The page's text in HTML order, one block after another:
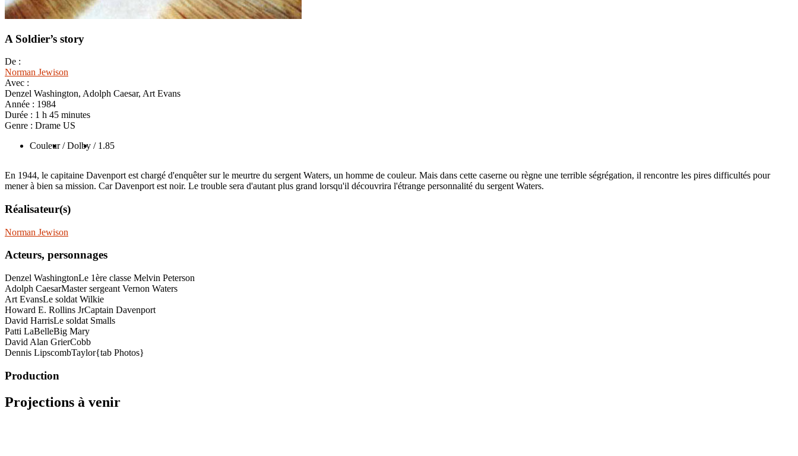
A Soldier’s story
De :
Norman Jewison
Avec :
Denzel Washington, Adolph Caesar, Art Evans
Année : 1984
Durée : 1 h 45 minutes
Genre : Drame US
Couleur / Dolby / 1.85
En 1944, le capitaine Davenport est chargé d'enquêter sur le meurtre du sergent Waters, un homme de couleur. Mais dans cette caserne ou règne une terrible ségrégation, il rencontre les pires difficultés pour
mener à bien sa mission. Car Davenport est noir. Le trouble sera d'autant plus grand lorsqu'il découvrira l'étrange personnalité du sergent Waters.
Réalisateur(s)
Norman Jewison
Acteurs, personnages
Denzel WashingtonLe 1ère classe Melvin Peterson
Adolph CaesarMaster sergeant Vernon Waters
Art EvansLe soldat Wilkie
Howard E. Rollins JrCaptain Davenport
David HarrisLe soldat Smalls
Patti LaBelleBig Mary
David Alan GrierCobb
Dennis LipscombTaylor{tab Photos}
Production
Projections à venir